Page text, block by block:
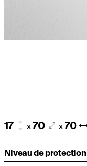
17 x70 x70
Niveau de protection